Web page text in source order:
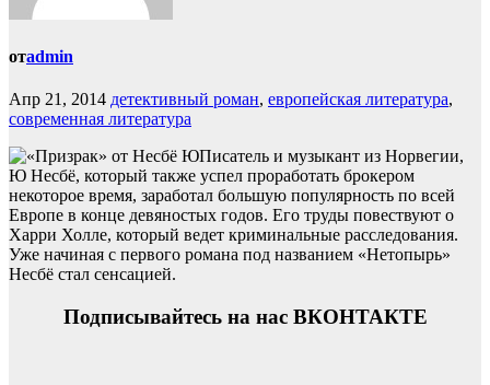
отadmin
Апр 21, 2014 детективный роман, европейская литература,
современная литература
Писатель и музыкант из Норвегии,
Ю Несбё, который также успел проработать брокером
некоторое время, заработал большую популярность по всей
Европе в конце девяностых годов. Его труды повествуют о
Харри Холле, который ведет криминальные расследования.
Уже начиная с первого романа под названием «Нетопырь»
Несбё стал сенсацией.
Подписывайтесь на нас ВКОНТАКТЕ